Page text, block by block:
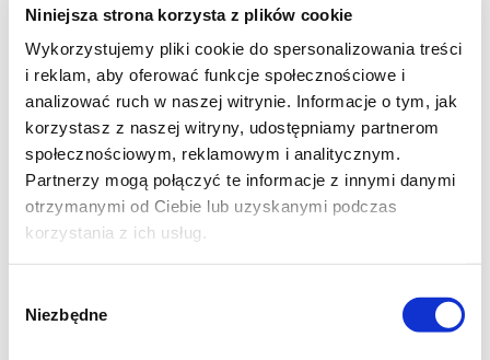
Niniejsza strona korzysta z plików cookie
Wykorzystujemy pliki cookie do spersonalizowania treści
i reklam, aby oferować funkcje społecznościowe i
analizować ruch w naszej witrynie. Informacje o tym, jak
korzystasz z naszej witryny, udostępniamy partnerom
społecznościowym, reklamowym i analitycznym.
Partnerzy mogą połączyć te informacje z innymi danymi
otrzymanymi od Ciebie lub uzyskanymi podczas
korzystania z ich usług.
zgody
Niezbędne
1/2 małego kurczaka
100 g ryżu
1 por ( jasna i jasnozielona część )
250 g mrożonego groszku ( wcześniej
groszek należy rozmrozić )
1/2 kalafiora
2 mniejsze marchewki
1 pietruszka
)